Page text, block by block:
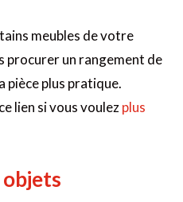
meubles de votre
procurer un rangement de
pièce plus pratique.
lien si vous voulezplus